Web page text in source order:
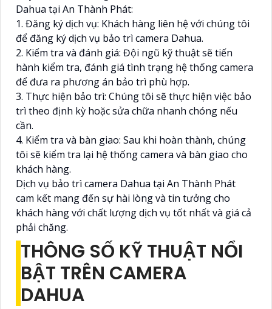
Dahua tại An Thành Phát:
1. Đăng ký dịch vụ: Khách hàng liên hệ với chúng tôi
để đăng ký dịch vụ bảo trì camera Dahua.
2. Kiểm tra và đánh giá: Đội ngũ kỹ thuật sẽ tiến
hành kiểm tra, đánh giá tình trạng hệ thống camera
để đưa ra phương án bảo trì phù hợp.
3. Thực hiện bảo trì: Chúng tôi sẽ thực hiện việc bảo
trì theo định kỳ hoặc sửa chữa nhanh chóng nếu
cần.
4. Kiểm tra và bàn giao: Sau khi hoàn thành, chúng
tôi sẽ kiểm tra lại hệ thống camera và bàn giao cho
khách hàng.
Dịch vụ bảo trì camera Dahua tại An Thành Phát
cam kết mang đến sự hài lòng và tin tưởng cho
khách hàng với chất lượng dịch vụ tốt nhất và giá cả
phải chăng.
THÔNG SỐ KỸ THUẬT NỔI
BẬT TRÊN CAMERA
DAHUA